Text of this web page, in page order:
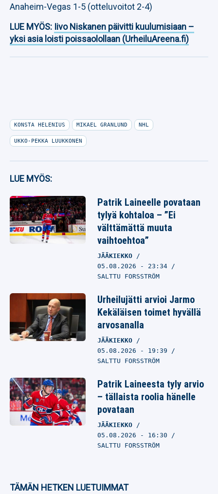
Anaheim-Vegas 1-5 (otteluvoitot 2-4)
LUE MYÖS: Iivo Niskanen päivitti kuulumisiaan –
yksi asia loisti poissaolollaan (UrheiluAreena.fi)
KONSTA HELENIUS MIKAEL GRANLUND NHL
UKKO-PEKKA LUUKKONEN
LUE MYÖS:
Patrik Laineelle povataan
tylyä kohtaloa – ”Ei
välttämättä muuta
vaihtoehtoa”
JÄÄKIEKKO
05.08.2026 - 23:34
SALTTU FORSSTRÖM
Urheilujätti arvioi Jarmo
Kekäläisen toimet hyvällä
arvosanalla
JÄÄKIEKKO
05.08.2026 - 19:39
SALTTU FORSSTRÖM
Patrik Laineesta tyly arvio
– tällaista roolia hänelle
povataan
JÄÄKIEKKO
05.08.2026 - 16:30
SALTTU FORSSTRÖM
TÄMÄN HETKEN LUETUIMMAT